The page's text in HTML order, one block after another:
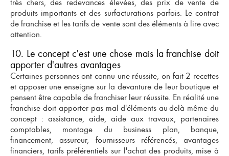
très chers, des redevances élevées, des prix de vente de
produits importants et des surfacturations parfois. Le contrat
de franchise et les tarifs de vente sont des éléments à lire avec
attention.
10. Le concept c'est une chose mais la franchise doit
apporter d'autres avantages
Certaines personnes ont connu une réussite, on fait 2 recettes
et apposer une enseigne sur la devanture de leur boutique et
pensent être capable de franchiser leur réussite. En réalité une
franchise doit apporter pas mal d'éléments au-delà même du
concept : assistance, aide, aide aux travaux, partenaires
comptables, montage du business plan, banque,
financement, assureur, fournisseurs référencés, avantages
financiers, tarifs préférentiels sur l'achat des produits, mise à